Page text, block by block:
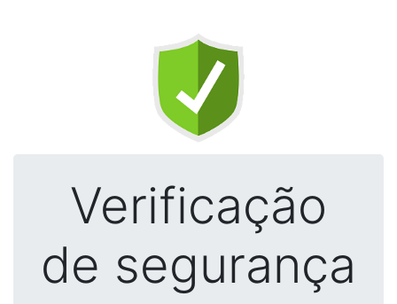
Verificação
de segurança